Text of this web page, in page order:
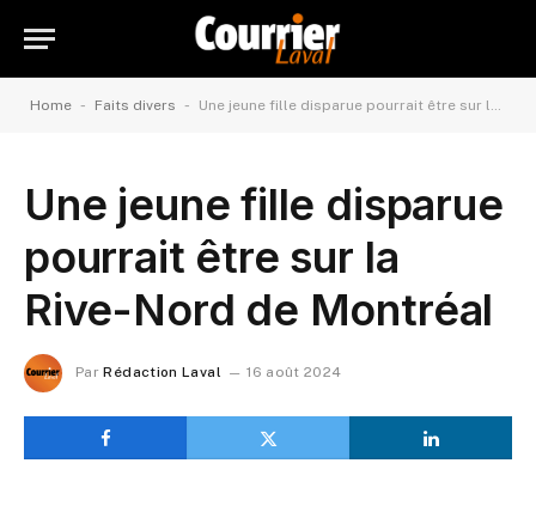
Home - Faits divers - Une jeune fille disparue pourrait être sur la Rive-Nord de Montréal
Une jeune fille disparue
pourrait être sur la
Rive-Nord de Montréal
Par Rédaction Laval 16 août 2024